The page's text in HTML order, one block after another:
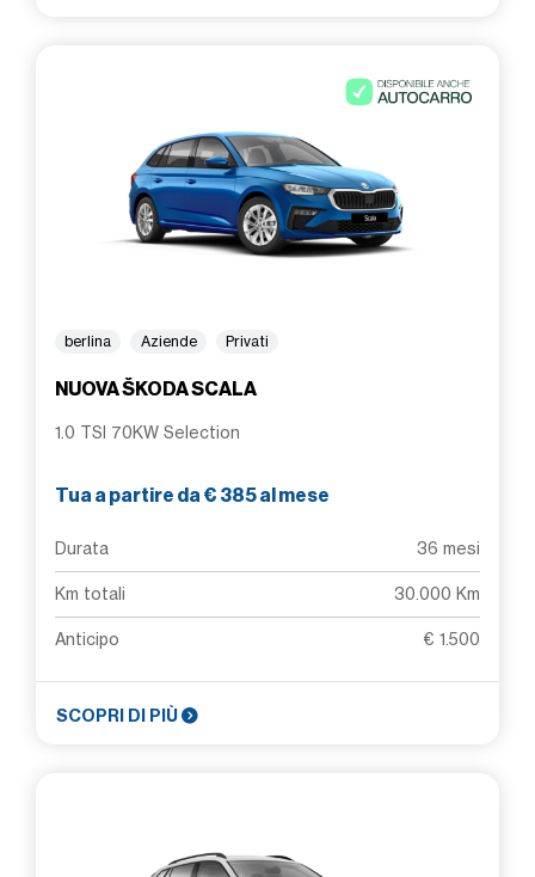
berlina Aziende Privati
NUOVA ŠKODA SCALA
1.0 TSI 70KW Selection
Tua a partire da € 385 al mese
Durata 36 mesi
Km totali 30.000 Km
Anticipo € 1.500
SCOPRI DI PIÙ